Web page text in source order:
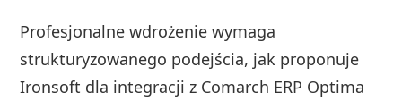
Profesjonalne wdrożenie wymaga
strukturyzowanego podejścia, jak proponuje
Ironsoft dla integracji z Comarch ERP Optima